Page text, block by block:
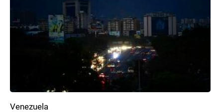
Venezuela